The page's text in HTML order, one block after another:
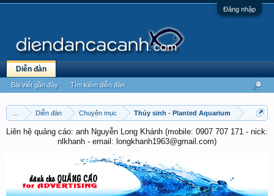
Đăng nhập
Diễn đàn Chuyên mục Thủy sinh - Planted Aquarium
Liên hệ quảng cáo: anh Nguyễn Long Khánh (mobile: 0907 707 171 - nick:
nlkhanh - email: longkhanh1963@gmail.com)
Diễn đàn
Bài viết gần đây Tìm kiếm diễn đàn